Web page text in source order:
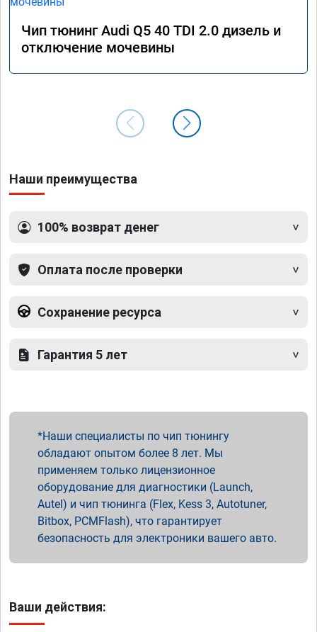
Чип тюнинг Audi Q5 40 TDI 2.0 дизель и
отключение мочевины
Наши преимущества
100% возврат денег
Оплата после проверки
Сохранение ресурса
Гарантия 5 лет
Наши специалисты по чип тюнингу
обладают опытом более 8 лет. Мы
применяем только лицензионное
оборудование для диагностики (Launch,
Autel) и чип тюнинга (Flex, Kess 3, Autotuner,
Bitbox, PCMFlash), что гарантирует
безопасность для электроники вашего авто.
Ваши действия: